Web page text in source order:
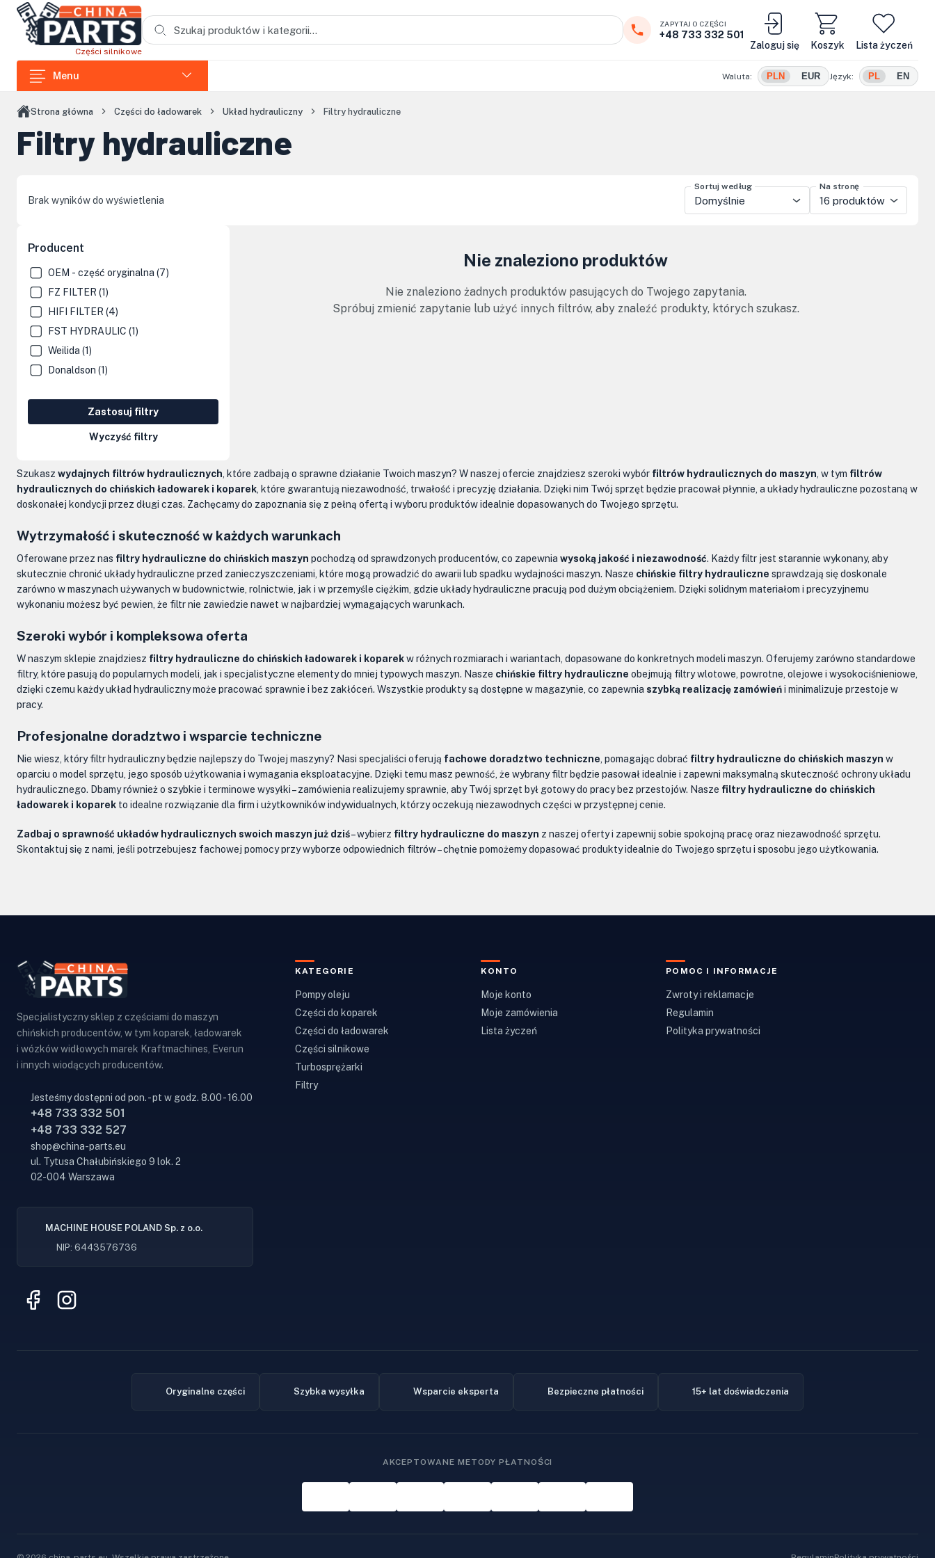
Przejdź do treści głównej
Części silnikowe
Koszyk
ZAPYTAJ O CZĘŚCI
+48 733 332 501
Zaloguj się
Lista życzeń
Menu
Części do ładowarek
Części do koparek
Części do wozideł
Części do zagęszczarek i skoczków
Części do siników Loncin
Elementy kabin
Kolumny kierownicze, orbitrole
Części elektryczne
Waluta: PLN EUR Język: PL EN
Strona główna Części do ładowarek Układ hydrauliczny Filtry hydrauliczne
Filtry hydrauliczne
Brak wyników do wyświetlenia
Sortuj według
Domyślnie
Na stronę
16 produktów
Producent
OEM - część oryginalna (7)
FZ FILTER (1)
HIFI FILTER (4)
FST HYDRAULIC (1)
Weilida (1)
Donaldson (1)
Zastosuj filtry
Wyczyść filtry
Nie znaleziono produktów
Nie znaleziono żadnych produktów pasujących do Twojego zapytania.
Spróbuj zmienić zapytanie lub użyć innych filtrów, aby znaleźć produkty, których szukasz.
Szukasz wydajnych filtrów hydraulicznych , które zadbają o sprawne działanie Twoich maszyn? W naszej ofercie znajdziesz szeroki wybór filtrów hydraulicznych do maszyn , w tym filtrów
hydraulicznych do chińskich ładowarek i koparek , które gwarantują niezawodność, trwałość i precyzję działania. Dzięki nim Twój sprzęt będzie pracował płynnie, a układy hydrauliczne pozostaną w
doskonałej kondycji przez długi czas. Zachęcamy do zapoznania się z pełną ofertą i wyboru produktów idealnie dopasowanych do Twojego sprzętu.
Wytrzymałość i skuteczność w każdych warunkach
Oferowane przez nas filtry hydrauliczne do chińskich maszyn pochodzą od sprawdzonych producentów, co zapewnia wysoką jakość i niezawodność. Każdy filtr jest starannie wykonany, aby
skutecznie chronić układy hydrauliczne przed zanieczyszczeniami, które mogą prowadzić do awarii lub spadku wydajności maszyn. Nasze chińskie filtry hydrauliczne sprawdzają się doskonale
zarówno w maszynach używanych w budownictwie, rolnictwie, jak i w przemyśle ciężkim, gdzie układy hydrauliczne pracują pod dużym obciążeniem. Dzięki solidnym materiałom i precyzyjnemu
wykonaniu możesz być pewien, że filtr nie zawiedzie nawet w najbardziej wymagających warunkach.
Szeroki wybór i kompleksowa oferta
W naszym sklepie znajdziesz filtry hydrauliczne do chińskich ładowarek i koparekw różnych rozmiarach i wariantach, dopasowane do konkretnych modeli maszyn. Oferujemy zarówno standardowe
filtry, które pasują do popularnych modeli, jak i specjalistyczne elementy do mniej typowych maszyn. Nasze chińskie filtry hydrauliczne obejmują filtry wlotowe, powrotne, olejowe i wysokociśnieniowe,
dzięki czemu każdy układ hydrauliczny może pracować sprawnie i bez zakłóceń. Wszystkie produkty są dostępne w magazynie, co zapewnia szybką realizację zamówieńi minimalizuje przestoje w
pracy.
Profesjonalne doradztwo i wsparcie techniczne
Nie wiesz, który filtr hydrauliczny będzie najlepszy do Twojej maszyny? Nasi specjaliści oferują fachowe doradztwo techniczne , pomagając dobrać filtry hydrauliczne do chińskich maszyn w
oparciu o model sprzętu, jego sposób użytkowania i wymagania eksploatacyjne. Dzięki temu masz pewność, że wybrany filtr będzie pasował idealnie i zapewni maksymalną skuteczność ochrony układu
hydraulicznego. Dbamy również o szybkie i terminowe wysyłki – zamówienia realizujemy sprawnie, aby Twój sprzęt był gotowy do pracy bez przestojów. Nasze filtry hydrauliczne do chińskich
ładowarek i koparek to idealne rozwiązanie dla firm i użytkowników indywidualnych, którzy oczekują niezawodnych części w przystępnej cenie.
Zadbaj o sprawność układów hydraulicznych swoich maszyn już dziś– wybierz filtry hydrauliczne do maszyn z naszej oferty i zapewnij sobie spokojną pracę oraz niezawodność sprzętu.
Skontaktuj się z nami, jeśli potrzebujesz fachowej pomocy przy wyborze odpowiednich filtrów – chętnie pomożemy dopasować produkty idealnie do Twojego sprzętu i sposobu jego użytkowania.
Specjalistyczny sklep z częściami do maszyn
chińskich producentów, w tym koparek, ładowarek
i wózków widłowych marek Kraftmachines, Everun
i innych wiodących producentów.
Jesteśmy dostępni od pon. - pt w godz. 8.00 - 16.00
+48 733 332 501
+48 733 332 527
shop@china-parts.eu
ul. Tytusa Chałubińskiego 9 lok. 2
02-004 Warszawa
MACHINE HOUSE POLAND Sp. z o.o.
NIP: 6443576736
KATEGORIE
Pompy oleju
Części do koparek
Części do ładowarek
Części silnikowe
Turbosprężarki
Filtry
KONTO
Moje konto
Moje zamówienia
Lista życzeń
POMOC I INFORMACJE
Zwroty i reklamacje
Regulamin
Polityka prywatności
Oryginalne części Szybka wysyłka Wsparcie eksperta Bezpieczne płatności 15+ lat doświadczenia
AKCEPTOWANE METODY PŁATNOŚCI